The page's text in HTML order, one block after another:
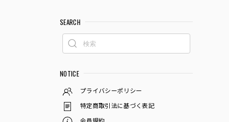
SEARCH
NOTICE
プライバシーポリシー
特定商取引法に基づく表記